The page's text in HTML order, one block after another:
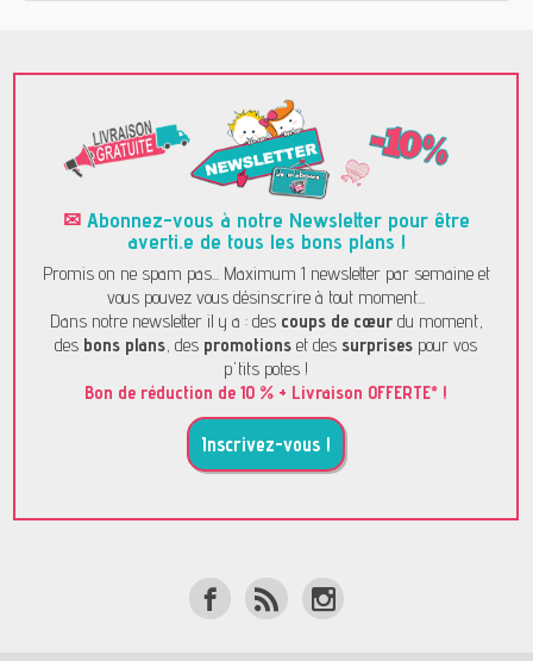
✉ Abonnez-vous à notre Newsletter pour être
averti.e de tous les bons plans !
Promis on ne spam pas... Maximum 1 newsletter par semaine et
vous pouvez vous désinscrire à tout moment...
Dans notre newsletter il y a : des coups de cœurdu moment,
des bons plans, des promotions et dessurprises pour vos
p'tits potes !
Bon de réduction de 10 % + Livraison OFFERTE* !
Inscrivez-vous !